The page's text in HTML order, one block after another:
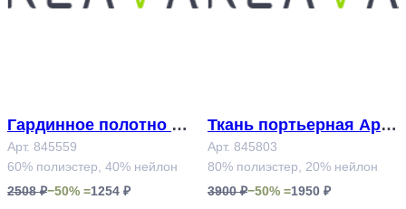
Гардинное полотно Ар
т.845559
Арт. 845559
60% полиэстер, 40% нейлон
2508 ₽−50% =1254 ₽
Ткань портьерная Арт.
845803
Арт. 845803
80% полиэстер, 20% нейлон
3900 ₽−50% =1950 ₽